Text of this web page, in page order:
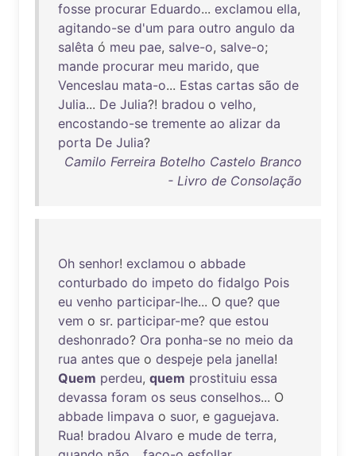
fosse procurar Eduardo... exclamou ella,
agitando-se d'um para outro angulo da
salêta ó meu pae, salve-o, salve-o;
mande procurar meu marido, que
Venceslau mata-o... Estas cartas são de
Julia... De Julia?! bradou o velho,
encostando-se tremente ao alizar da
porta De Julia?
Camilo Ferreira Botelho Castelo Branco
- Livro de Consolação
Oh senhor! exclamou o abbade
conturbado do impeto do fidalgo Pois
eu venho participar-lhe... O que? que
vem o sr. participar-me? que estou
deshonrado? Ora ponha-se no meio da
rua antes que o despeje pela janella!
Quem perdeu, quem prostituiu essa
devassa foram os seus conselhos... O
abbade limpava o suor, e gaguejava.
Rua! bradou Alvaro e mude de terra,